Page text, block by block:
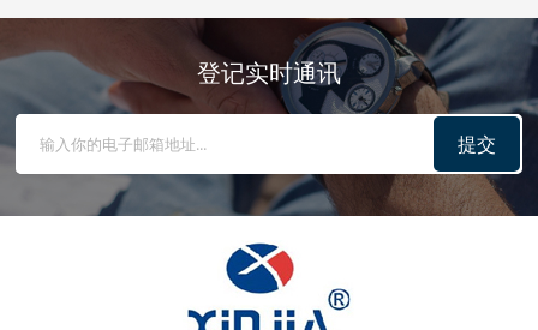
登记实时通讯
提交